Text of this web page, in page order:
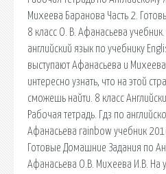
Михеева Баранова Часть 2.
8 класс О. В. Афанасьева
английский язык по учебнику
выступают Афанасьева и
интересно узнать, что на этой
сможешь найти. 8 класс
Рабочая тетрадь. Гдз по
Афанасьева rainbow учебник
Готовые Домашние Задания по
Афанасьева О.В. Михеева И.В. На